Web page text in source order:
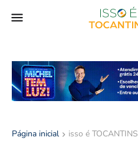
Página inicial isso é TOCANTINS